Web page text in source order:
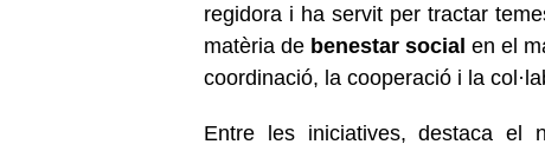
regidora i ha servit per tractar
matèria de benestar social en el
coordinació, la cooperació i la
Entre les iniciatives, destaca el